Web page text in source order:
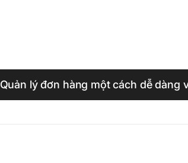
Quản lý đơn hàng một cách dễ dàng